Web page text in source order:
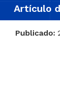
Artículo
Publicado: